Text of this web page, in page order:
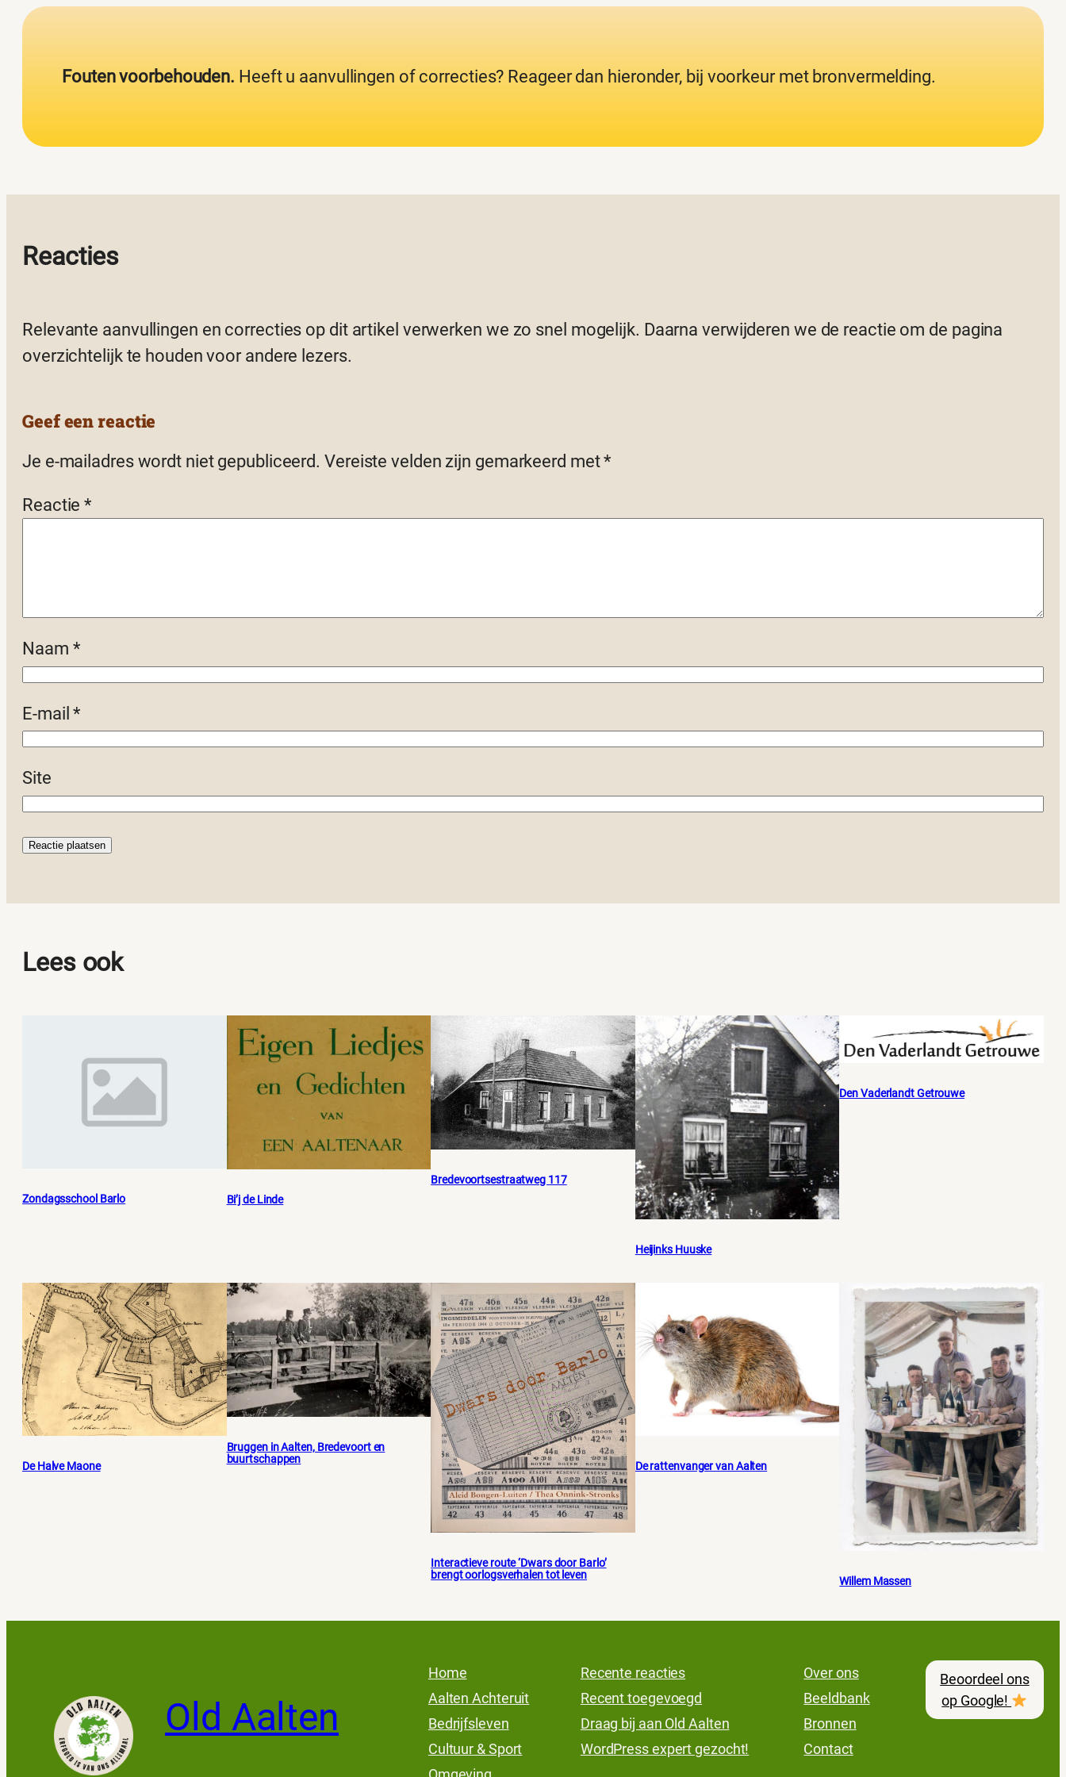
Fouten voorbehouden. Heeft u aanvullingen of correcties? Reageer dan hieronder, bij voorkeur met bronvermelding.
Reacties
Relevante aanvullingen en correcties op dit artikel verwerken we zo snel mogelijk. Daarna verwijderen we de reactie om de pagina
overzichtelijk te houden voor andere lezers.
Geef een reactie
Je e-mailadres wordt niet gepubliceerd. Vereiste velden zijn gemarkeerd met*
Reactie*
Naam *
E-mail*
Site
Lees ook
Zondagsschool Barlo Bi’j de Linde
Bredevoortsestraatweg 117
Heijinks Huuske
Den Vaderlandt Getrouwe
De Halve Maone
Bruggen in Aalten, Bredevoort en
buurtschappen
Interactieve route ‘Dwars door Barlo’
brengt oorlogsverhalen tot leven
De rattenvanger van Aalten
Willem Massen
Old Aalten
Home
Aalten Achteruit
Bedrijfsleven
Cultuur & Sport
Recente reacties
Recent toegevoegd
Draag bij aan Old Aalten
WordPress expert gezocht!
Over ons
Beeldbank
Bronnen
Contact
Beoordeel ons
op Google!